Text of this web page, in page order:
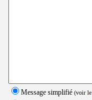
Message simplifié (voir le